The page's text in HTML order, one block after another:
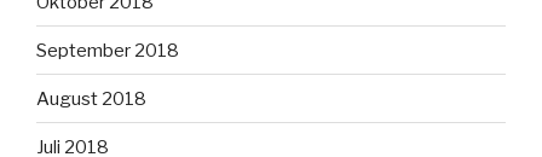
September 2018
August 2018
Juli 2018